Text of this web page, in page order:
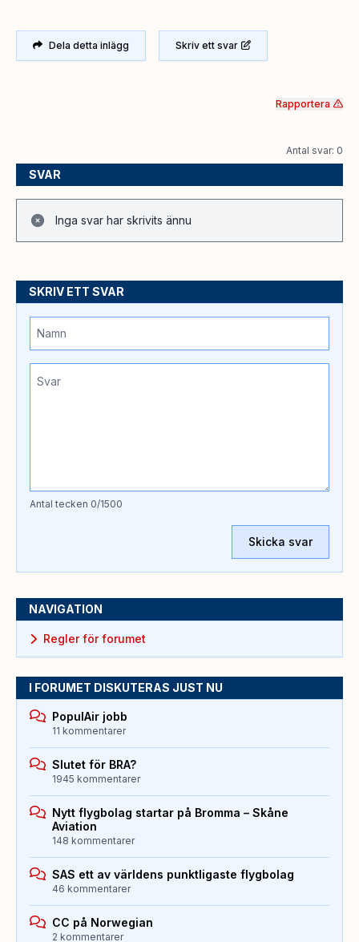
Dela detta inlägg Skriv ett svar
Rapportera
Antal svar: 0
SVAR
Inga svar har skrivits ännu
SKRIV ETT SVAR
Antal tecken 0/1500
Skicka svar
NAVIGATION
Regler för forumet
I FORUMET DISKUTERAS JUST NU
PopulAir jobb
11 kommentarer
Slutet för BRA?
1945 kommentarer
Nytt flygbolag startar på Bromma – Skåne
Aviation
148 kommentarer
SAS ett av världens punktligaste flygbolag
46 kommentarer
CC på Norwegian
2 kommentarer